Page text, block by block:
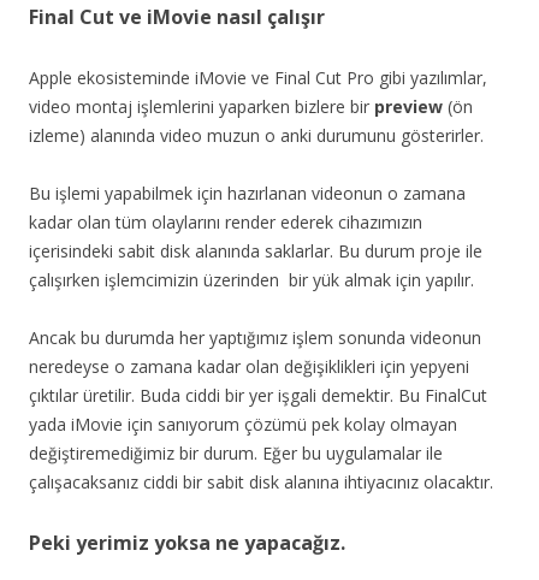
Final Cut ve iMovie nasıl çalışır
Apple ekosisteminde iMovie ve Final Cut Pro gibi yazılımlar,
video montaj işlemlerini yaparken bizlere bir preview (ön
izleme) alanında video muzun o anki durumunu gösterirler.
Bu işlemi yapabilmek için hazırlanan videonun o zamana
kadar olan tüm olaylarını render ederek cihazımızın
içerisindeki sabit disk alanında saklarlar. Bu durum proje ile
çalışırken işlemcimizin üzerinden bir yük almak için yapılır.
Ancak bu durumda her yaptığımız işlem sonunda videonun
neredeyse o zamana kadar olan değişiklikleri için yepyeni
çıktılar üretilir. Buda ciddi bir yer işgali demektir. Bu FinalCut
yada iMovie için sanıyorum çözümü pek kolay olmayan
değiştiremediğimiz bir durum. Eğer bu uygulamalar ile
çalışacaksanız ciddi bir sabit disk alanına ihtiyacınız olacaktır.
Peki yerimiz yoksa ne yapacağız.